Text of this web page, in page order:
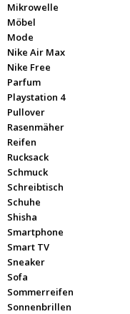
Mikrowelle
Möbel
Mode
Nike Air Max
Nike Free
Parfum
Playstation 4
Pullover
Rasenmäher
Reifen
Rucksack
Schmuck
Schreibtisch
Schuhe
Shisha
Smartphone
Smart TV
Sneaker
Sofa
Sommerreifen
Sonnenbrillen